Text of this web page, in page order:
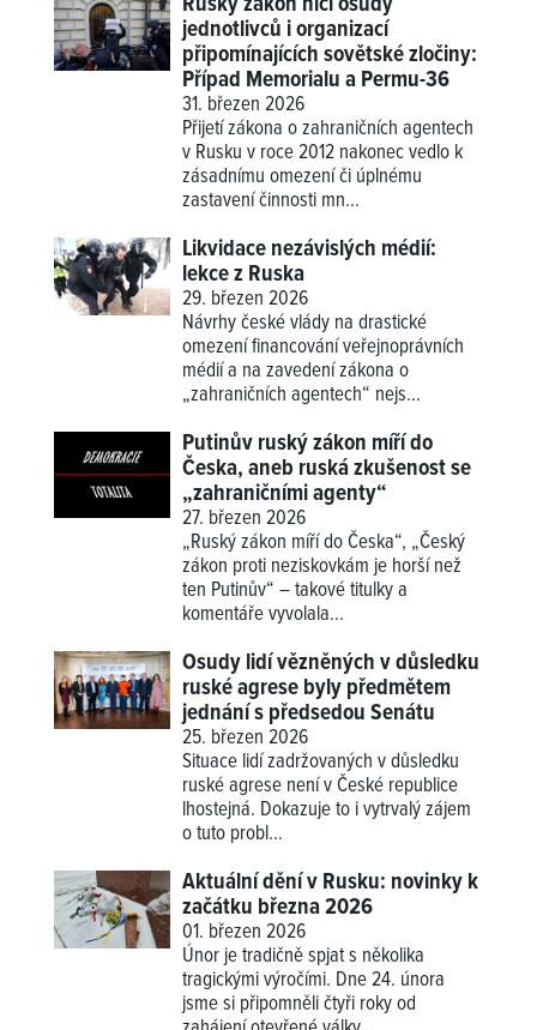
jednotlivců i organizací
připomínajících sovětské zločiny:
Případ Memorialu a Permu-36
31. březen 2026
Přijetí zákona o zahraničních agentech
v Rusku v roce 2012 nakonec vedlo k
zásadnímu omezení či úplnému
zastavení činnosti mn...
Likvidace nezávislých médií:
lekce z Ruska
29. březen 2026
Návrhy české vlády na drastické
omezení financování veřejnoprávních
médií a na zavedení zákona o
„zahraničních agentech“ nejs...
Putinův ruský zákon míří do
Česka, aneb ruská zkušenost se
„zahraničními agenty“
27. březen 2026
„Ruský zákon míří do Česka“, „Český
zákon proti neziskovkám je horší než
ten Putinův“ – takové titulky a
komentáře vyvolala...
Osudy lidí vězněných v důsledku
ruské agrese byly předmětem
jednání s předsedou Senátu
25. březen 2026
Situace lidí zadržovaných v důsledku
ruské agrese není v České republice
lhostejná. Dokazuje to i vytrvalý zájem
o tuto probl...
Aktuální dění v Rusku: novinky k
začátku března 2026
01. březen 2026
Únor je tradičně spjat s několika
tragickými výročími. Dne 24. února
jsme si připomněli čtyři roky od